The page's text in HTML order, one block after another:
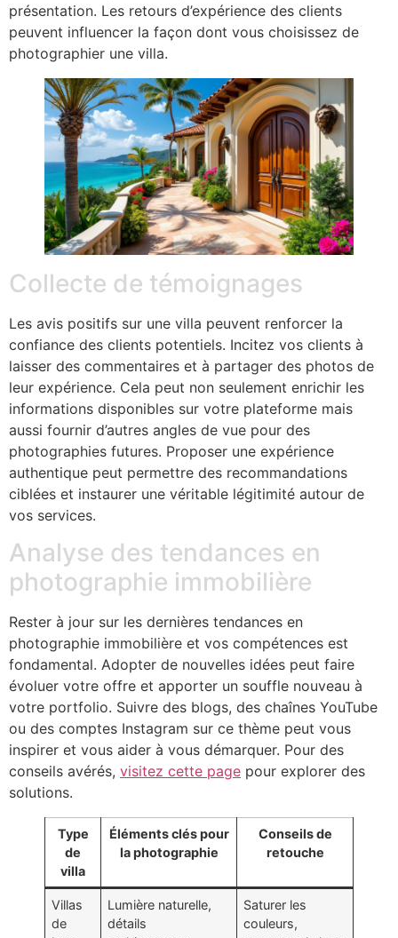
présentation. Les retours d’expérience des clients
peuvent influencer la façon dont vous choisissez de
photographier une villa.
Collecte de témoignages
Les avis positifs sur une villa peuvent renforcer la
confiance des clients potentiels. Incitez vos clients à
laisser des commentaires et à partager des photos de
leur expérience. Cela peut non seulement enrichir les
informations disponibles sur votre plateforme mais
aussi fournir d’autres angles de vue pour des
photographies futures. Proposer une expérience
authentique peut permettre des recommandations
ciblées et instaurer une véritable légitimité autour de
vos services.
Analyse des tendances en
photographie immobilière
Rester à jour sur les dernières tendances en
photographie immobilière et vos compétences est
fondamental. Adopter de nouvelles idées peut faire
évoluer votre offre et apporter un souffle nouveau à
votre portfolio. Suivre des blogs, des chaînes YouTube
ou des comptes Instagram sur ce thème peut vous
inspirer et vous aider à vous démarquer. Pour des
conseils avérés, visitez cette page pour explorer des
solutions.
Type
de
villa
Éléments clés pour
la photographie
Conseils de
retouche
Villas
de
Lumière naturelle,
détails
Saturer les
couleurs,